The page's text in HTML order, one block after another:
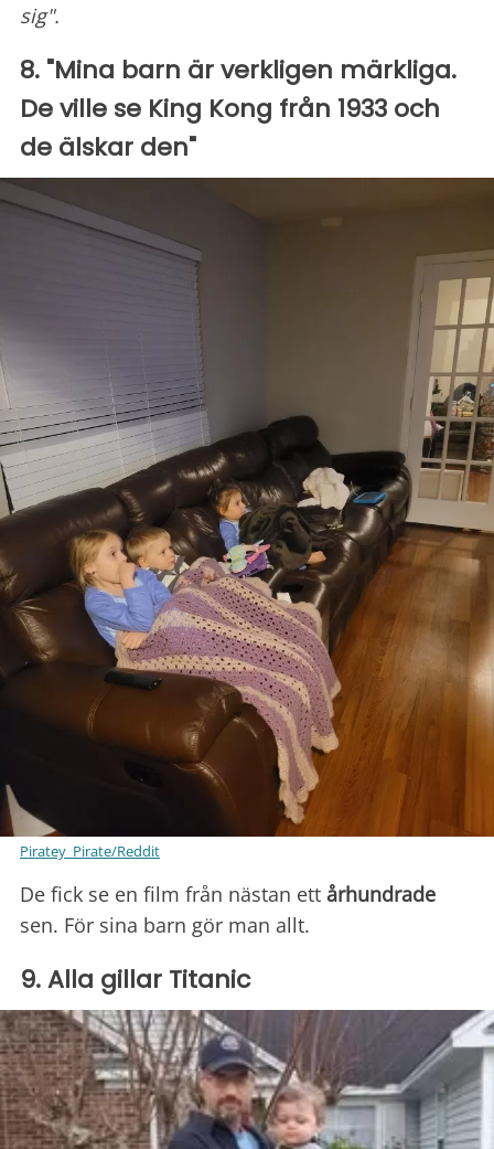
sig".
8. "Mina barn är verkligen märkliga.
De ville se King Kong från 1933 och
de älskar den"
Piratey_Pirate/Reddit
De fick se en film från nästan ett århundrade
sen. För sina barn gör man allt.
9. Alla gillar Titanic